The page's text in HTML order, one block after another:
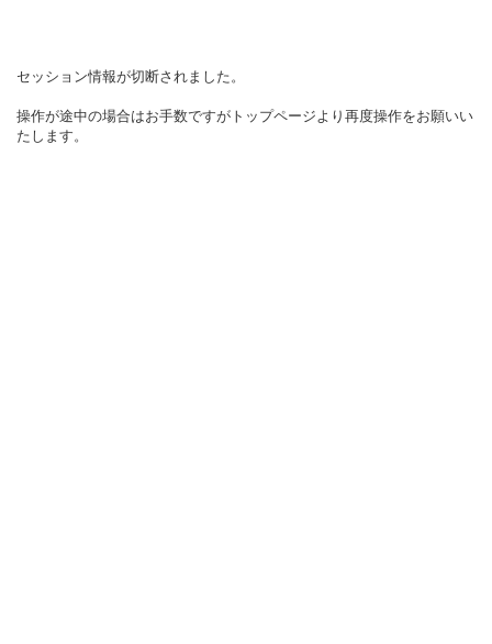
セッション情報が切断されました。
操作が途中の場合はお手数ですがトップページより再度操作をお願いい
たします。